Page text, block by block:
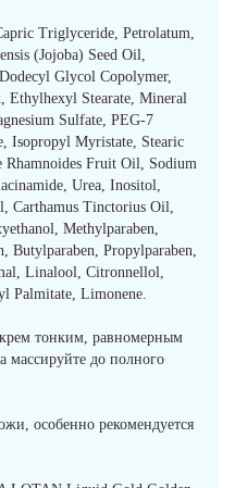
Triglyceride, Petrolatum,
(Jojoba) Seed Oil,
Glycol Copolymer,
Ethylhexyl Stearate, Mineral
Sulfate, PEG-7
Isopropyl Myristate, Stearic
Fruit Oil, Sodium
Urea, Inositol,
Carthamus Tinctorius Oil,
Methylparaben,
Butylparaben, Propylparaben,
Linalool, Citronnellol,
Palmitate, Limonene.
тонким, равномерным
массируйте до полного
особенно рекомендуется